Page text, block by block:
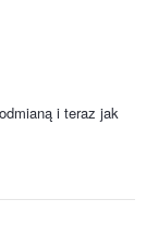
i teraz jak